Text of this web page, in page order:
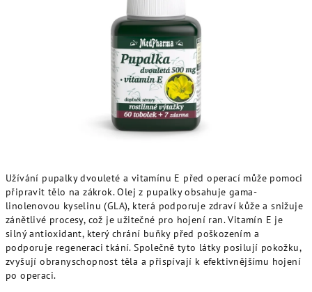
Užívání pupalky dvouleté a vitamínu E před operací může pomoci
připravit tělo na zákrok. Olej z pupalky obsahuje gama-
linolenovou kyselinu (GLA), která podporuje zdraví kůže a snižuje
zánětlivé procesy, což je užitečné pro hojení ran. Vitamín E je
silný antioxidant, který chrání buňky před poškozením a
podporuje regeneraci tkání. Společně tyto látky posilují pokožku,
zvyšují obranyschopnost těla a přispívají k efektivnějšímu hojení
po operaci.